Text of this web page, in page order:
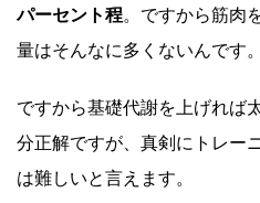
パーセント程。ですから筋肉
量はそんなに多くないんです。
ですから基礎代謝を上げれば
分正解ですが、真剣にトレー
は難しいと言えます。